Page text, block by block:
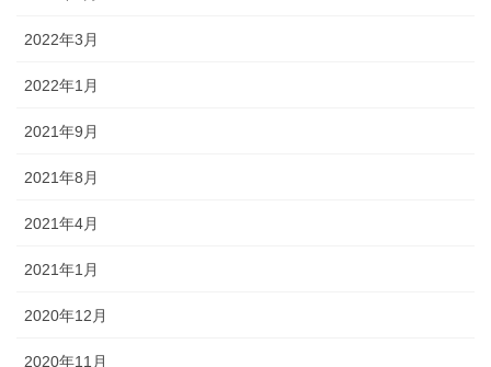
2022年3月
2022年1月
2021年9月
2021年8月
2021年4月
2021年1月
2020年12月
2020年11月